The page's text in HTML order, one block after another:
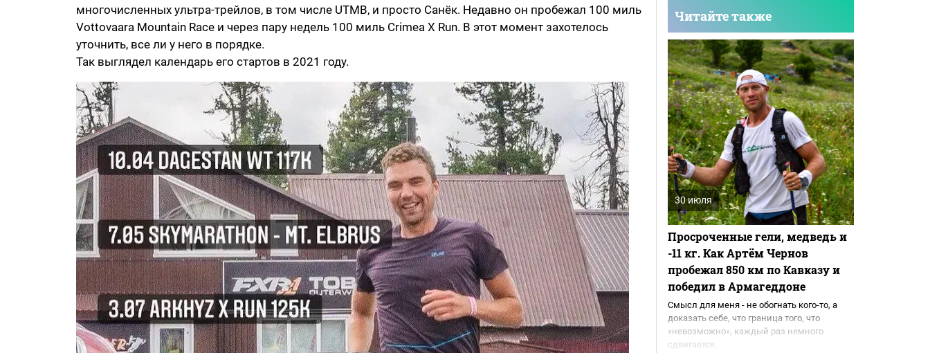
многочисленных ультра-трейлов, в том числе UTMB, и просто Санёк. Недавно он пробежал 100 миль
Vottovaara Mountain Race и через пару недель 100 миль Crimea X Run. В этот момент захотелось
уточнить, все ли у него в порядке.
Так выглядел календарь его стартов в 2021 году.
Читайте также
30 июля
Просроченные гели, медведь и
-11 кг. Как Артём Чернов
пробежал 850 км по Кавказу и
победил в Армагеддоне
Смысл для меня - не обогнать кого-то, а
доказать себе, что граница того, что
«невозможно», каждый раз немного
сдвигается.